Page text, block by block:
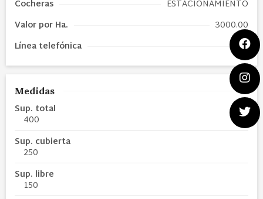
Cocheras
ESTACIONAMIENTO
Valor por Ha.
3000.00
Línea telefónica
Sí
Medidas
Sup. total
400
Sup. cubierta
250
Sup. libre
150